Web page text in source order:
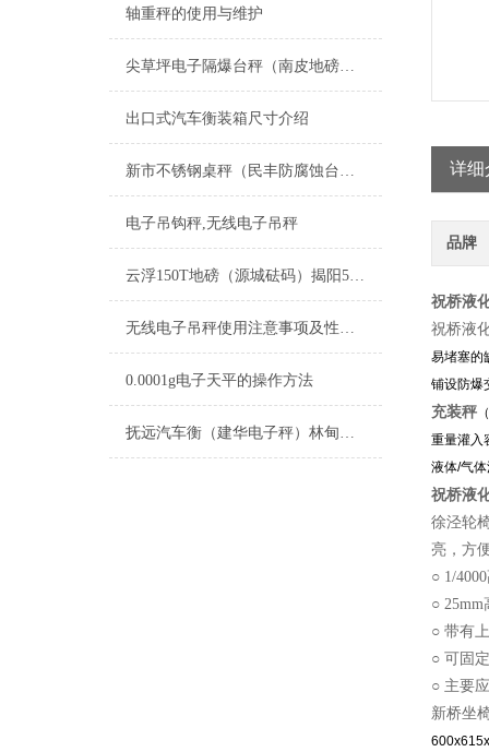
轴重秤的使用与维护
尖草坪电子隔爆台秤（南皮地磅制造厂）清徐电子防爆天平维修
出口式汽车衡装箱尺寸介绍
新市不锈钢桌秤（民丰防腐蚀台称（塔城隔爆吊秤维修
电子吊钩秤,无线电子吊秤
云浮150T地磅（源城砝码）揭阳5T吊秤）道闸刷卡称重自动汽车衡维修
无线电子吊秤使用注意事项及性能优势
0.0001g电子天平的操作方法
抚远汽车衡（建华电子秤）林甸防爆秤）富拉尔基便携式地磅维修
详细
品牌
祝桥液
祝桥液
易堵塞的
铺设防爆
充装秤
重量灌入
液体/气
祝桥液
徐泾轮
亮，方
○ 1/
○
○ 带有
○ 可固
○ 主要
新桥坐